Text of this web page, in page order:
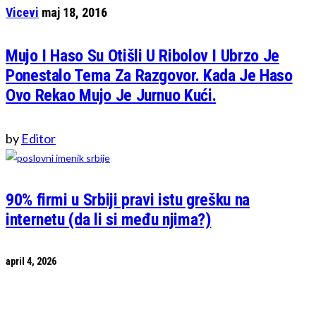
Vicevi maj 18, 2016
Mujo I Haso Su Otišli U Ribolov I Ubrzo Je
Ponestalo Tema Za Razgovor. Kada Je Haso
Ovo Rekao Mujo Je Jurnuo Kući.
by Editor
90% firmi u Srbiji pravi istu grešku na
internetu (da li si među njima?)
april 4, 2026